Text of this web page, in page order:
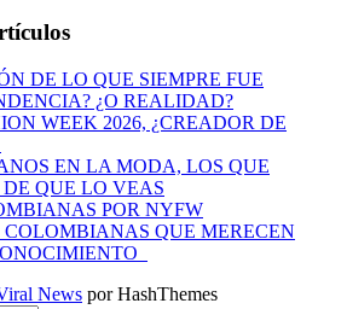
DE LO QUE SIEMPRE FUE
¿O REALIDAD?
WEEK 2026, ¿CREADOR DE
EN LA MODA, LOS QUE
QUE LO VEAS
POR NYFW
COLOMBIANAS QUE MERECEN
News por HashThemes